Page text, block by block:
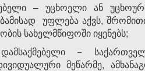
– უცხოელი ან
უფლება აქვს,
სახელმწიფოში იყენებს;
−
მეწარმე,